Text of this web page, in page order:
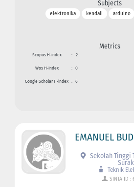
Subjects
elektronika kendali arduino
Metrics
Scopus H-index : 2
Wos H-index : 0
Google Scholar H-index : 6
EMANUEL
Sekolah Tinggi
Teknik
SINTA ID :